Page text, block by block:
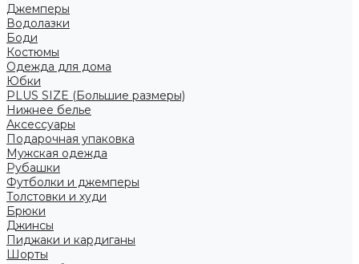
Джемперы
Водолазки
Боди
Костюмы
Одежда для дома
Юбки
PLUS SIZE (Большие размеры)
Нижнее белье
Аксессуары
Подарочная упаковка
Мужская одежда
Рубашки
Футболки и джемперы
Толстовки и худи
Брюки
Джинсы
Пиджаки и кардиганы
Шорты